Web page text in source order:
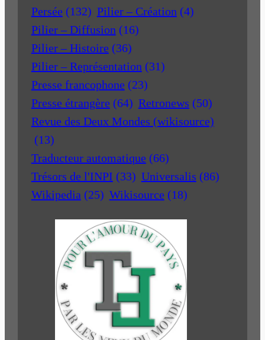
Persée (132) Pilier – Création (4)
Pilier – Diffusion (16)
Pilier – Histoire (36)
Pilier – Représentation (31)
Presse francophone (23)
Presse étrangère (64) Retronews (50)
Revue des Deux Mondes (wikisource)
(13)
Traducteur automatique (66)
Trésors de l'INPI (33) Universalis (86)
Wikipedia (25) Wikisource (18)